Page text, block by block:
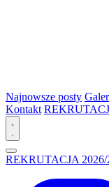
Najnowsze posty
Kontakt
REKRUTACJA 2026/